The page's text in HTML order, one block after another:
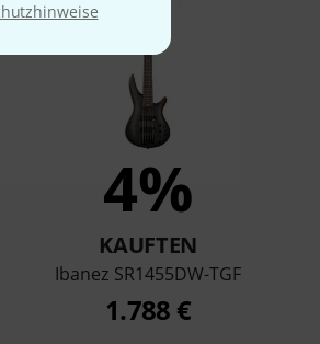
4%
KAUFTEN
Ibanez SR1455DW-TGF
1.788 €